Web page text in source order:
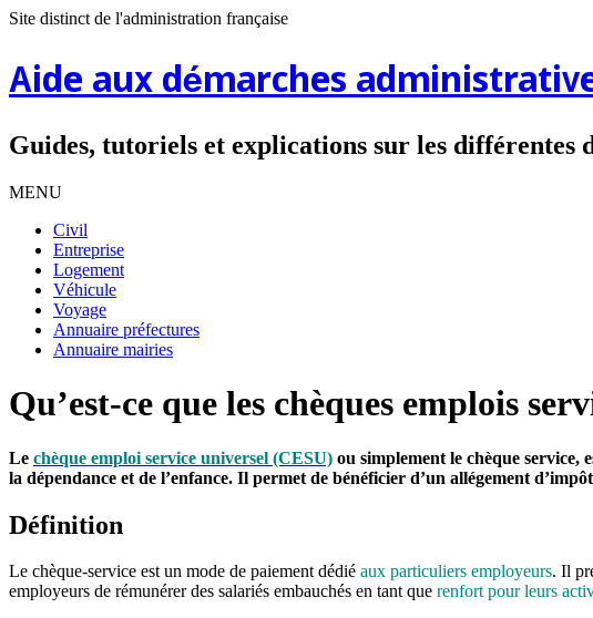
Site distinct de l'administration française
Aide aux démarches
Guides, tutoriels et explications sur les différentes
MENU
Civil
Entreprise
Logement
Véhicule
Voyage
Annuaire préfectures
Annuaire mairies
Qu’est-ce que les chèques emplois
Le chèque emploi service universel (CESU) ou simplement le chèque service,
la dépendance et de l’enfance. Il permet de bénéficier d’un allégement
Définition
Le chèque-service est un mode de paiement dédié aux particuliers employeurs. Il
employeurs de rémunérer des salariés embauchés en tant que renfort pour leurs